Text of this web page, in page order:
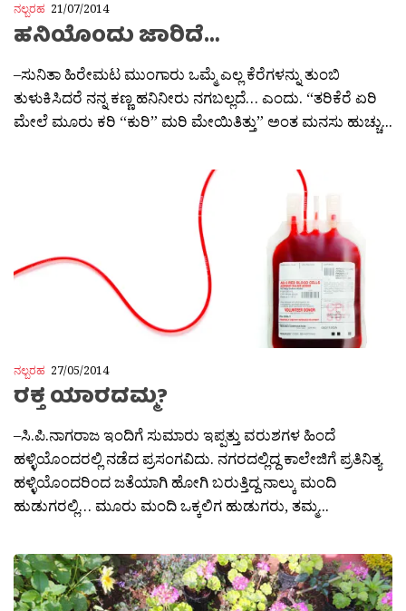
ನಲ್ಬರಹ 21/07/2014
ಹನಿಯೊಂದು ಜಾರಿದೆ…
–ಸುನಿತಾ ಹಿರೇಮಟ ಮುಂಗಾರು ಒಮ್ಮೆ ಎಲ್ಲ ಕೆರೆಗಳನ್ನು ತುಂಬಿ
ತುಳುಕಿಸಿದರೆ ನನ್ನ ಕಣ್ಣ ಹನಿನೀರು ನಗಬಲ್ಲದೆ… ಎಂದು. “ತರಿಕೆರೆ ಏರಿ
ಮೇಲೆ ಮೂರು ಕರಿ “ಕುರಿ” ಮರಿ ಮೇಯಿತಿತ್ತು” ಅಂತ ಮನಸು ಹುಚ್ಚು...
ನಲ್ಬರಹ 27/05/2014
ರಕ್ತ ಯಾರದಮ್ಮ?
–ಸಿ.ಪಿ.ನಾಗರಾಜ ಇಂದಿಗೆ ಸುಮಾರು ಇಪ್ಪತ್ತು ವರುಶಗಳ ಹಿಂದೆ
ಹಳ್ಳಿಯೊಂದರಲ್ಲಿ ನಡೆದ ಪ್ರಸಂಗವಿದು. ನಗರದಲ್ಲಿದ್ದ ಕಾಲೇಜಿಗೆ ಪ್ರತಿನಿತ್ಯ
ಹಳ್ಳಿಯೊಂದರಿಂದ ಜತೆಯಾಗಿ ಹೋಗಿ ಬರುತ್ತಿದ್ದ ನಾಲ್ಕು ಮಂದಿ
ಹುಡುಗರಲ್ಲಿ… ಮೂರು ಮಂದಿ ಒಕ್ಕಲಿಗ ಹುಡುಗರು, ತಮ್ಮ...